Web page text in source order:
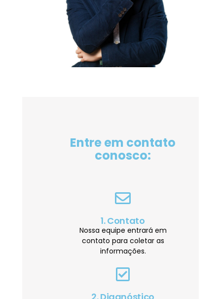
Entre em contato
conosco:
1. Contato
Nossa equipe entrará em
contato para coletar as
informações.